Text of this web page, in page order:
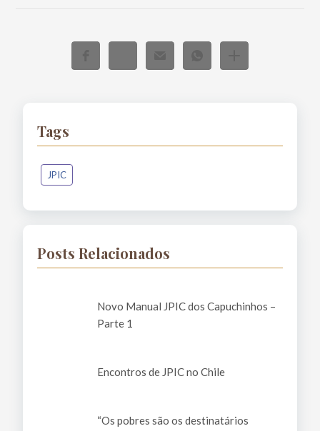
Tags
JPIC
Posts Relacionados
Novo Manual JPIC dos Capuchinhos –
Parte 1
Encontros de JPIC no Chile
“Os pobres são os destinatários